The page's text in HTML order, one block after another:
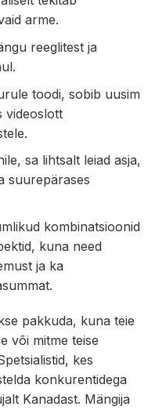
arme.
reeglitest ja
toodi, sobib uusim
videoslott
sa lihtsalt leiad asja,
suurepärases
kombinatsioonid
kuna need
ja ka
pakkuda, kuna teie
või mitme teise
kes
konkurentidega
Kanadast. Mängija